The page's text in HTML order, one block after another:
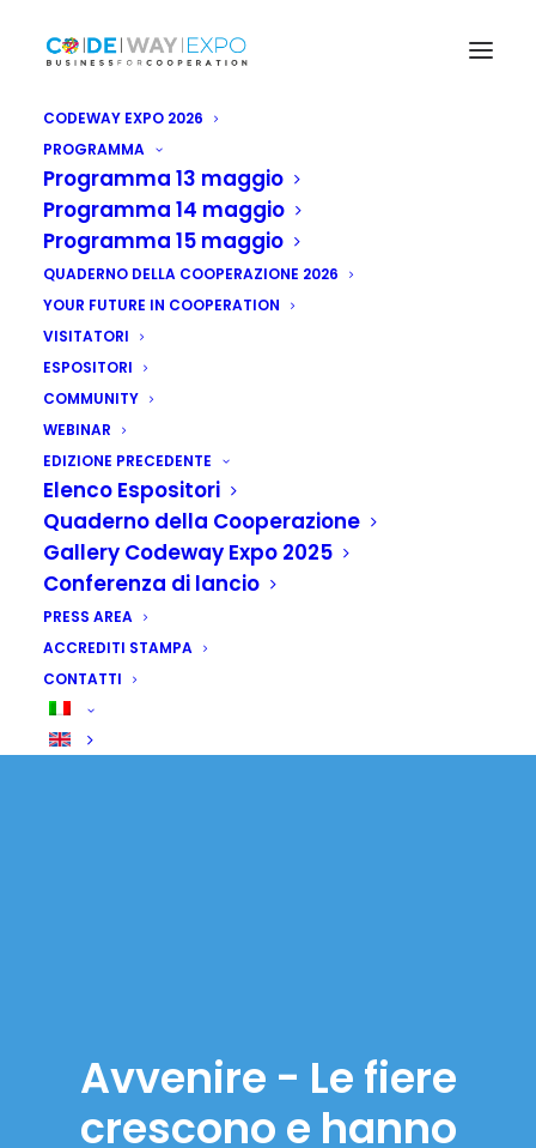
CODEWAY EXPO 2026
PROGRAMMA
Programma 13 maggio
Programma 14 maggio
Programma 15 maggio
QUADERNO DELLA COOPERAZIONE 2026
YOUR FUTURE IN COOPERATION
VISITATORI
ESPOSITORI
COMMUNITY
WEBINAR
EDIZIONE PRECEDENTE
Elenco Espositori
Quaderno della Cooperazione
Gallery Codeway Expo 2025
Conferenza di lancio
PRESS AREA
ACCREDITI STAMPA
CONTATTI
Avvenire - Le fiere
crescono e hanno